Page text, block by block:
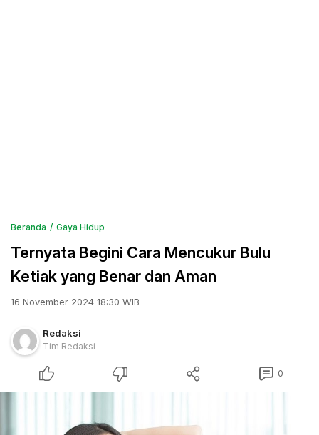
Beranda Gaya Hidup
Ternyata Begini Cara Mencukur Bulu
Ketiak yang Benar dan Aman
16 November 2024 18:30 WIB
Redaksi
Tim Redaksi
0